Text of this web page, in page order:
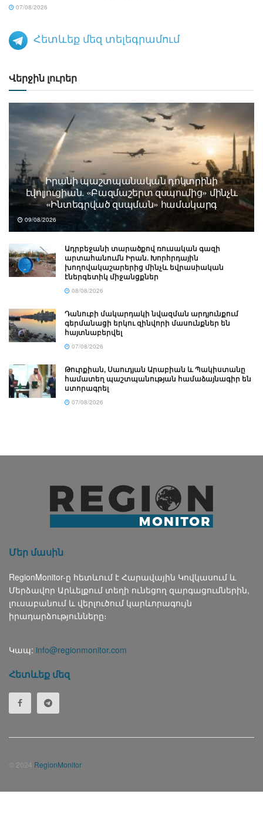
07/08/2026
Հետևեք մեզ տելեգրամում
Վերջին լուրեր
Իրանի պաշտպանական դոկտրինի
էվոլյուցիան. «Բազմաշերտ զսպումից» մինչև
«Ինտեգրված զսպման» համակարգ
09/08/2026
Ադրբեջանի տարածքով ռուսական գազի
արտահանումն Իրան. Խորհրդային
խողովակաշարերից մինչև եվրասիական
էներգետիկ միջանցքներ
08/08/2026
Դանուբի մակարդակի նվազման արդյունքում
գերմանացի երկու զինվորի մասունքներ են
հայտնաբերվել
07/08/2026
Թուրքիան, Սաուդյան Արաբիան և Պակիստանը
համատեղ պաշտպանության համաձայնագիր են
ստորագրել
07/08/2026
Մեր մասին
RegionMonitor-ը հետևում է Հարավային Կովկասում և
Մերձավոր Արևելքում տեղի ունեցող զարգացումներին,
լուսաբանում և վերլուծում կարևորագույն
իրադարձությունները։
Կապ: info@regionmonitor.com
Հետևեք մեզ
© 2024 RegionMonitor